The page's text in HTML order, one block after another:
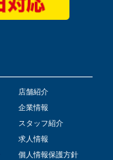
店舗紹介
企業情報
スタッフ紹介
求人情報
個人情報保護方針